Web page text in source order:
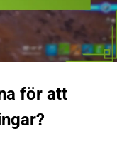
för att